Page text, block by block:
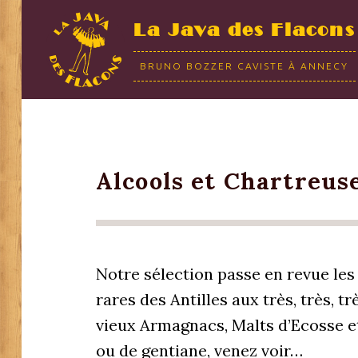
La Java des Flacons
BRUNO BOZZER CAVISTE À ANNECY
Alcools et
Notre sélection passe en revue
rares des Antilles aux très, très,
vieux Armagnacs, Malts d’Ecosse
ou de gentiane, venez voir…